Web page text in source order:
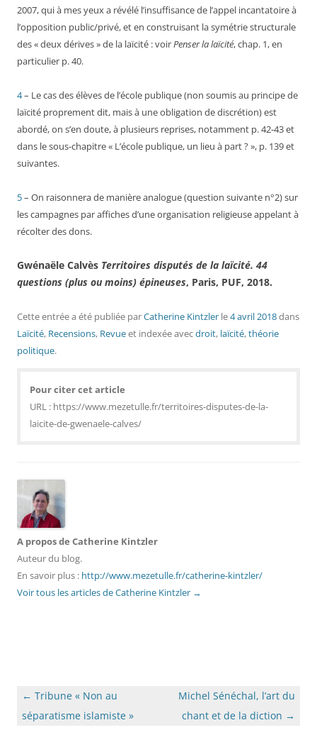
2007, qui à mes yeux a révélé l’insuffisance de l’appel incantatoire à
l’opposition public/privé, et en construisant la symétrie structurale
des « deux dérives » de la laïcité : voirPenser la laïcité, chap. 1, en
particulier p. 40.
4– Le cas des élèves de l’école publique (non soumis au principe de
laïcité proprement dit, mais à une obligation de discrétion) est
abordé, on s’en doute, à plusieurs reprises, notamment p. 42-43 et
dans le sous-chapitre « L’école publique, un lieu à part ? », p. 139 et
suivantes.
5– On raisonnera de manière analogue (question suivante n°2) sur
les campagnes par affiches d’une organisation religieuse appelant à
récolter des dons.
Gwénaële Calvès Territoires disputés de la laïcité. 44
questions (plus ou moins) épineuses, Paris, PUF, 2018.
Cette entrée a été publiée parCatherine Kintzler le4 avril 2018dans
Laïcité, Recensions, Revueet indexée avecdroit, laïcité,théorie
politique.
Pour citer cet article
URL : https://www.mezetulle.fr/territoires-disputes-de-la-
laicite-de-gwenaele-calves/
A propos de Catherine Kintzler
Auteur du blog.
En savoir plus : http://www.mezetulle.fr/catherine-kintzler/
Voir tous les articles de Catherine Kintzler →
Navigation
des
← Tribune « Non au
séparatisme islamiste »
Michel Sénéchal, l’art du
chant et de la diction →